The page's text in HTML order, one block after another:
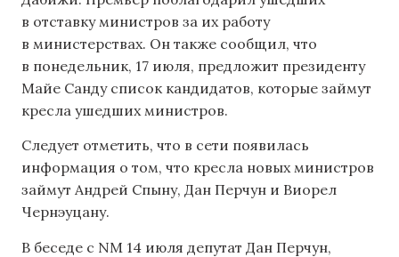
в отставку министров за их работу
в министерствах. Он также сообщил, что
в понедельник, 17 июля, предложит президенту
Майе Санду список кандидатов, которые займут
кресла ушедших министров.
Следует отметить, что в сети появилась
информация о том, что кресла новых министров
займут Андрей Спыну, Дан Перчун и Виорел
Чернэуцану.
В беседе с NM 14 июля депутат Дан Перчун,